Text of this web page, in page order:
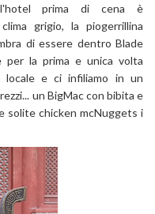
prima di cena è
grigio, la piogerrillina
di essere dentro Blade
per la prima e unica volta
locale e ci infiliamo in un
un BigMac con bibita e
solite chicken mcNuggets i